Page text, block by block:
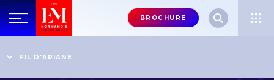
Menu
header-
BROCHURE
FIL D'ARIANE
Projet Citoyen, 5 étudiants au service de l'Association